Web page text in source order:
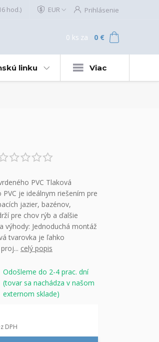
EUR Prihlásenie
hod.)
0 ks za 0 €
linku Viac
PVC Tlaková
je ideálnym riešením pre
jazier, bazénov,
pre chov rýb a ďalšie
výhody: Jednoduchá montáž
tvarovka je ľahko
celý popis
Odošleme do 2-4 prac. dní
(tovar sa nachádza v našom
externom sklade)
DPH